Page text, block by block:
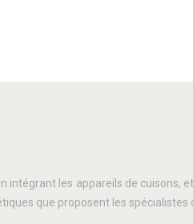
les appareils de cuisons,
que proposent les spécialistes